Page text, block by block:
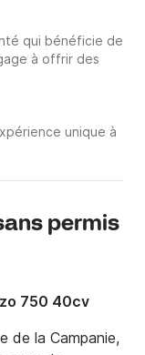
qui bénéficie de
à offrir des
unique à
permis
750 40cv
de la Campanie,